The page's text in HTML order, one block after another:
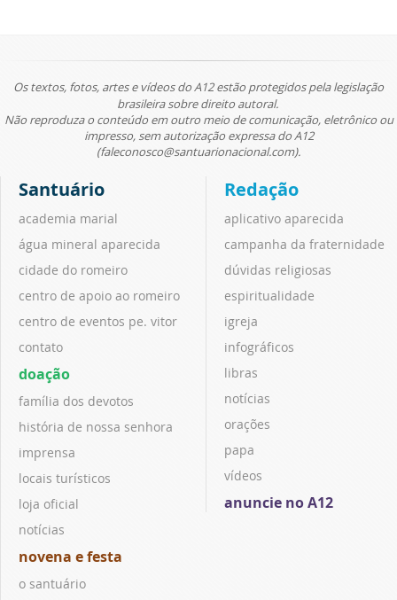
Os textos, fotos, artes e vídeos do A12 estão protegidos pela legislação
brasileira sobre direito autoral.
Não reproduza o conteúdo em outro meio de comunicação, eletrônico ou
impresso, sem autorização expressa do A12
(faleconosco@santuarionacional.com).
Santuário
academia marial
água mineral aparecida
cidade do romeiro
centro de apoio ao romeiro
centro de eventos pe. vitor
contato
doação
família dos devotos
história de nossa senhora
imprensa
locais turísticos
loja oficial
notícias
novena e festa
o santuário
Redação
aplicativo aparecida
campanha da fraternidade
dúvidas religiosas
espiritualidade
igreja
infográficos
libras
notícias
orações
papa
vídeos
anuncie no A12